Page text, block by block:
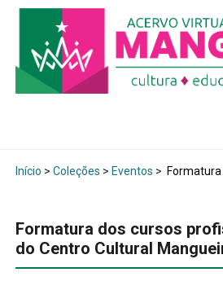
Início > Coleções > Eventos >
Formatura dos cursos
do Centro Cultural